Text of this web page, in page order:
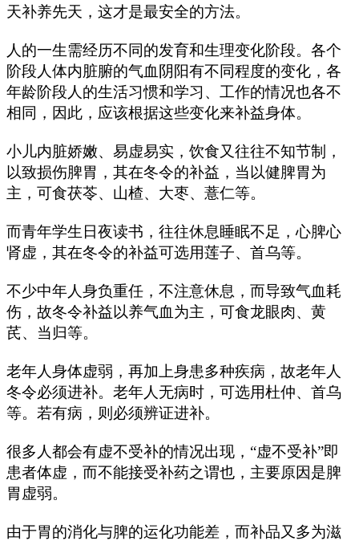
天补养先天，这才是最安全的方法。
人的一生需经历不同的发育和生理变化阶段。各个
阶段人体内脏腑的气血阴阳有不同程度的变化，各
年龄阶段人的生活习惯和学习、工作的情况也各不
相同，因此，应该根据这些变化来补益身体。
小儿内脏娇嫩、易虚易实，饮食又往往不知节制，
以致损伤脾胃，其在冬令的补益，当以健脾胃为
主，可食茯苓、山楂、大枣、薏仁等。
而青年学生日夜读书，往往休息睡眠不足，心脾心
肾虚，其在冬令的补益可选用莲子、首乌等。
不少中年人身负重任，不注意休息，而导致气血耗
伤，故冬令补益以养气血为主，可食龙眼肉、黄
芪、当归等。
老年人身体虚弱，再加上身患多种疾病，故老年人
冬令必须进补。老年人无病时，可选用杜仲、首乌
等。若有病，则必须辨证进补。
很多人都会有虚不受补的情况出现，“虚不受补”即
患者体虚，而不能接受补药之谓也，主要原因是脾
胃虚弱。
由于胃的消化与脾的运化功能差，而补品又多为滋